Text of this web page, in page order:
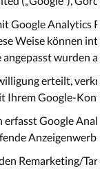
Google Analytics
Weise können
angepasst wurden
erteilt,
Ihrem Google-
Google
Remarketing/